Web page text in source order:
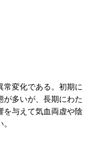
常変化である。初期に
が多いが、長期にわた
を与えて気血両虚や陰